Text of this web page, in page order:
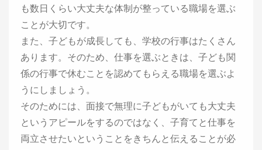
も数日くらい大丈夫な体制が整っている職場を選ぶ
ことが大切です。
また、子どもが成長しても、学校の行事はたくさん
あります。そのため、仕事を選ぶときは、子ども関
係の行事で休むことを認めてもらえる職場を選ぶよ
うにしましょう。
そのためには、面接で無理に子どもがいても大丈夫
というアピールをするのではなく、子育てと仕事を
両立させたいということをきちんと伝えることが必